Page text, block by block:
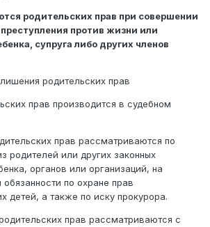
родительских прав при совершении
против жизни или
супруга либо других членов
родительских прав
прав производится в судебном
прав рассматриваются по
родителей или других законных
органов или организаций, на
по охране прав
детей, а также по иску прокурора.
прав рассматриваются с